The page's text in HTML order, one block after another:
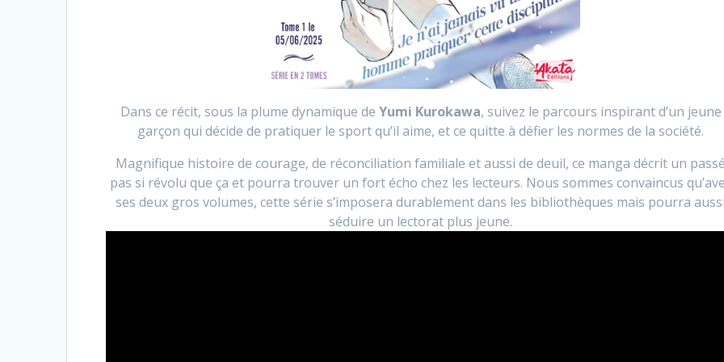
Dans ce récit, sous la plume dynamique de Yumi Kurokawa, suivez le parcours inspirant d’un jeune
garçon qui décide de pratiquer le sport qu’il aime, et ce quitte à défier les normes de la société.
Magnifique histoire de courage, de réconciliation familiale et aussi de deuil, ce manga décrit un passé
pas si révolu que ça et pourra trouver un fort écho chez les lecteurs. Nous sommes convaincus
ses deux gros volumes, cette série s’imposera durablement dans les bibliothèques mais pourra aussi
séduire un lectorat plus jeune.